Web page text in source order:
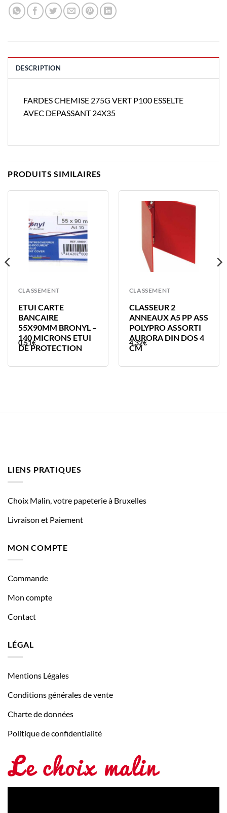
DESCRIPTION
FARDES CHEMISE 275G VERT P100 ESSELTE
AVEC DEPASSANT 24X35
PRODUITS SIMILAIRES
CLASSEMENT
ETUI CARTE
BANCAIRE
55X90MM BRONYL –
140 MICRONS ETUI
DE PROTECTION
0,51€
CLASSEMENT
CLASSEUR 2
ANNEAUX A5 PP ASS
POLYPRO ASSORTI
AURORA DIN DOS 4
CM
4,32€
LIENS PRATIQUES
Choix Malin, votre papeterie à Bruxelles
Livraison et Paiement
MON COMPTE
Commande
Mon compte
Contact
LÉGAL
Mentions Légales
Conditions générales de vente
Charte de données
Politique de confidentialité